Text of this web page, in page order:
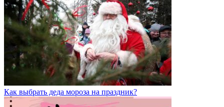
Как выбрать деда мороза на праздник?